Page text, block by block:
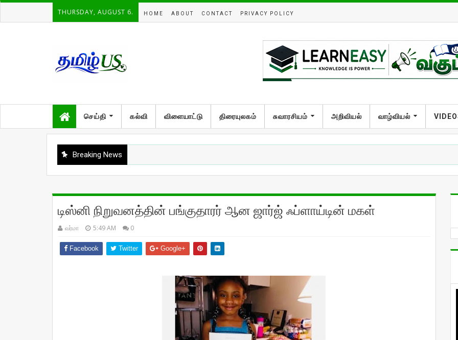
THURSDAY, AUGUST 6. HOME ABOUT CONTACT PRIVACY POLICY
செய்தி கல்வி விளையாட்டு திரையுலகம் சுவாரசியம் அறிவியல் வாழ்வியல்
Breaking News
டிஸ்னி நிறுவனத்தின் பங்குதாரர் ஆன ஜார்ஜ் ஃப்ளாய்டின் மகள்
வர்மா 5:49 AM 0
Facebook Twitter Google+